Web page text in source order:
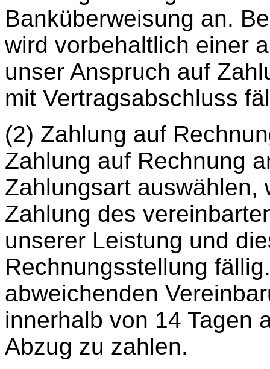
Banküberweisung an.
wird vorbehaltlich einer
unser Anspruch auf
mit Vertragsabschluss
(2) Zahlung auf
Zahlung auf Rechnung
Zahlungsart auswählen,
Zahlung des
unserer Leistung und
Rechnungsstellung
abweichenden
innerhalb von 14 Tagen
Abzug zu zahlen.